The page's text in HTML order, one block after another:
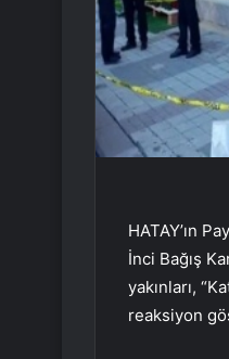
HATAY’ın
İnci Bağış
yakınları,
reaksiyon